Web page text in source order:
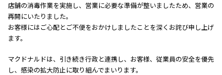
店舗の消毒作業を実施し、営業に必要な準備が整いましたため、営業の
再開にいたりました。
お客様にはご心配とご不便をおかけしましたことを深くお詫び申し上げ
ます。
マクドナルドは、引き続き行政と連携し、お客様、従業員の安全を優先
し、感染の拡大防止に取り組んでまいります。